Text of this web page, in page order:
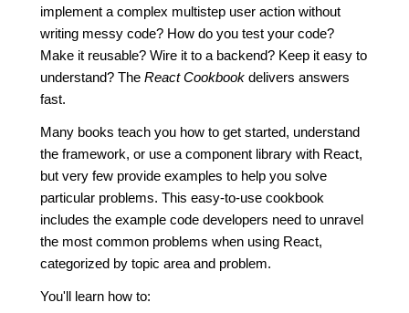
implement a complex multistep user action without
writing messy code? How do you test your code?
Make it reusable? Wire it to a backend? Keep it easy to
understand? The React Cookbook delivers answers
fast.
Many books teach you how to get started, understand
the framework, or use a component library with React,
but very few provide examples to help you solve
particular problems. This easy-to-use cookbook
includes the example code developers need to unravel
the most common problems when using React,
categorized by topic area and problem.
You'll learn how to: